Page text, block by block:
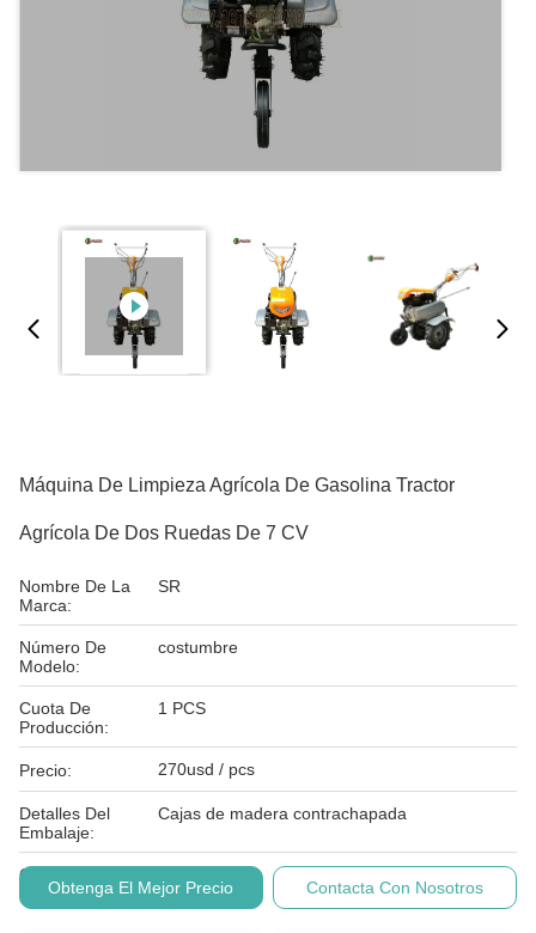
Máquina De Limpieza Agrícola De Gasolina Tractor
Agrícola De Dos Ruedas De 7 CV
Nombre De La
Marca:
SR
Número De
Modelo:
costumbre
Cuota De
Producción:
1 PCS
Precio: 270usd / pcs
Detalles Del
Embalaje:
Cajas de madera contrachapada
Condiciones De
Pago:Obtenga El Mejor Precio Contacta Con Nosotros